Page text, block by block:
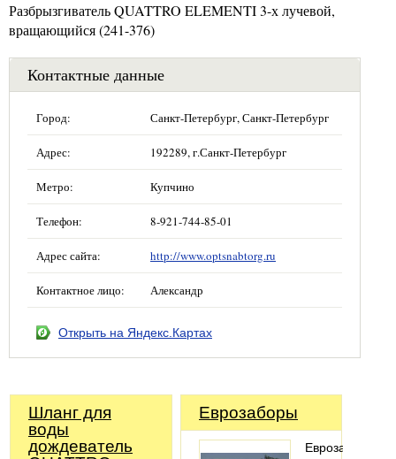
Разбрызгиватель QUATTRO ELEMENTI 3-х лучевой,
вращающийся (241-376)
Контактные данные
Город: Санкт-Петербург, Санкт-Петербург
Адрес: 192289, г.Санкт-Петербург
Метро: Купчино
Телефон: 8-921-744-85-01
Адрес сайта: http://www.optsnabtorg.ru
Контактное лицо: Александр
Открыть на Яндекс.Картах
Шланг для
воды
дождеватель
Еврозаборы
Еврозабор